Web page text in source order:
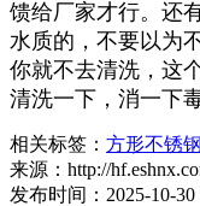
馈给厂家才行。还
水质的，不要以为
你就不去清洗，这
清洗一下，消一下毒
相关标签： 方形不锈
来源：http://
发布时间：2025-10-30